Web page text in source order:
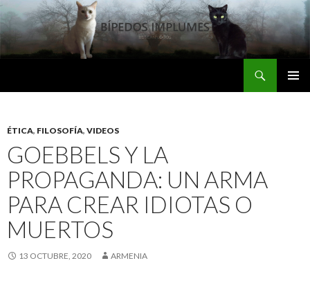
ÉTICA, FILOSOFÍA, VIDEOS
GOEBBELS Y LA
PROPAGANDA: UN ARMA
PARA CREAR IDIOTAS O
MUERTOS
13 OCTUBRE, 2020 ARMENIA